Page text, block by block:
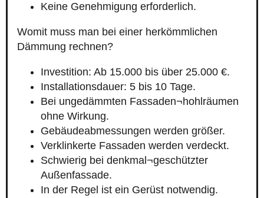
Keine Genehmigung erforderlich.
Womit muss man bei einer herkömmlichen
Dämmung rechnen?
Investition: Ab 15.000 bis über 25.000 €.
Installationsdauer: 5 bis 10 Tage.
Bei ungedämmten Fassaden¬hohlräumen
ohne Wirkung.
Gebäudeabmessungen werden größer.
Verklinkerte Fassaden werden verdeckt.
Schwierig bei denkmal¬geschützter
Außenfassade.
In der Regel ist ein Gerüst notwendig.